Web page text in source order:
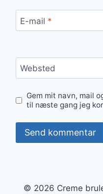
E-mail *
Websted
Gem mit navn, mail
til næste gang jeg
© 2026 Creme